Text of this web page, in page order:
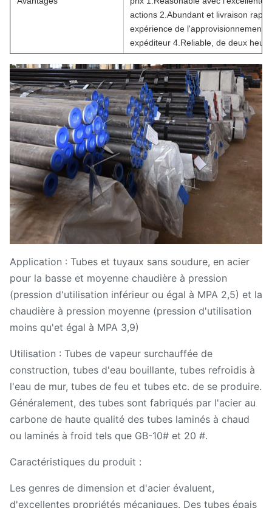
actions 2.Abundant et livraison
expérience de l'approvisionnement
expéditeur 4.Reliable, de deux
Application : Tubes et tuyaux sans soudure, en acier
pour la basse et moyenne chaudière à pression
(pression d'utilisation inférieur ou égal à MPA 2,5) et la
chaudière à pression moyenne (pression d'utilisation
moins qu'et égal à MPA 3,9)
Utilisation : Tubes de vapeur surchauffée de
construction, tubes d'eau bouillante, tubes refroidis à
l'eau de mur, tubes de feu et tubes etc. de se produire.
Généralement, des tubes sont fabriqués par l'acier au
carbone de haute qualité des tubes laminés à chaud
ou laminés à froid tels que GB-10# et 20 #.
Caractéristiques du produit :
Les genres de dimension et d'acier évaluent,
d'excellentes propriétés mécaniques. Des tubes épais